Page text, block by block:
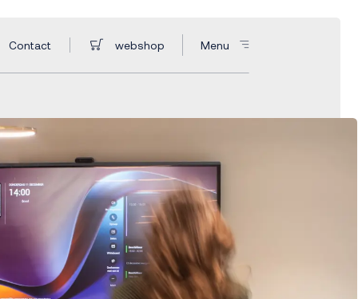
Contact webshop Menu